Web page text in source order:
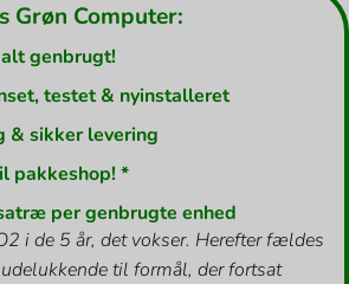
Grøn Computer:
genbrugt!
testet & nyinstalleret
& sikker levering
pakkeshop! *
per genbrugte enhed
i de 5 år, det vokser. Herefter fældes
til formål, der fortsat